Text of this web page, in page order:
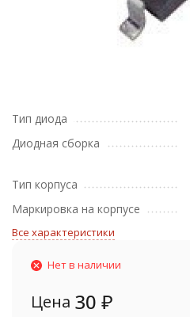
Тип диода
Диодная сборка
Тип корпуса
Маркировка на корпусе
Все характеристики
Нет в наличии
Цена 30 ₽